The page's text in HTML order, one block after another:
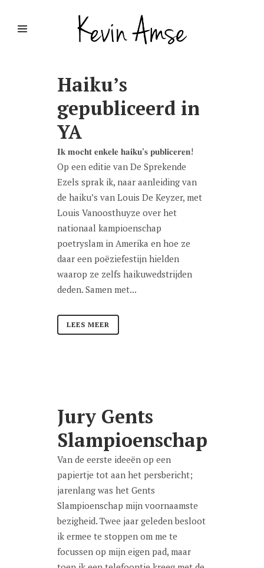
Haiku’s
gepubliceerd in
YA
𝐈𝐤 𝐦𝐨𝐜𝐡𝐭 𝐞𝐧𝐤𝐞𝐥𝐞 𝐡𝐚𝐢𝐤𝐮’𝐬 𝐩𝐮𝐛𝐥𝐢𝐜𝐞𝐫𝐞𝐧!
Op een editie van De Sprekende
Ezels sprak ik, naar aanleiding van
de haiku’s van Louis De Keyzer, met
Louis Vanoosthuyze over het
nationaal kampioenschap
poetryslam in Amerika en hoe ze
daar een poëziefestijn hielden
waarop ze zelfs haikuwedstrijden
deden. Samen met...
LEES MEER
Jury Gents
Slampioenschap
Van de eerste ideeën op een
papiertje tot aan het persbericht;
jarenlang was het Gents
Slampioenschap mijn voornaamste
bezigheid. Twee jaar geleden besloot
ik ermee te stoppen om me te
focussen op mijn eigen pad, maar